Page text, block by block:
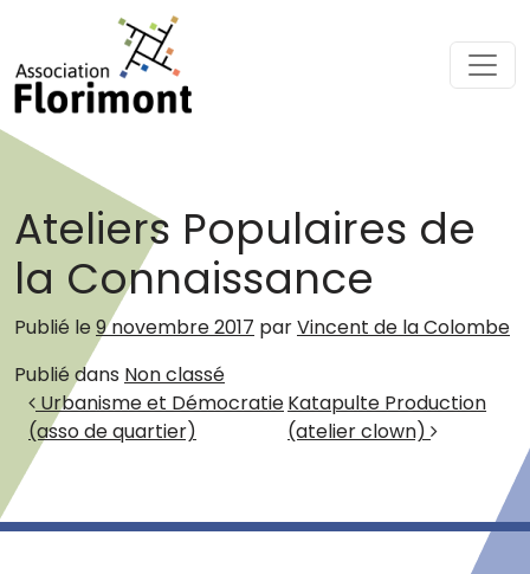
Passer au contenu
Navigation principale
Ateliers Populaires de
la Connaissance
Publié le 9 novembre 2017 parVincent de la Colombe
Publié dans Non classé
Navigation des articles
Urbanisme et Démocratie
(asso de quartier)
Katapulte Production
(atelier clown)